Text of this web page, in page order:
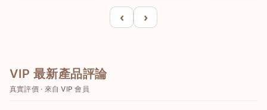
‹ ›
VIP 最新產品評論
真實評價 · 來自 VIP 會員